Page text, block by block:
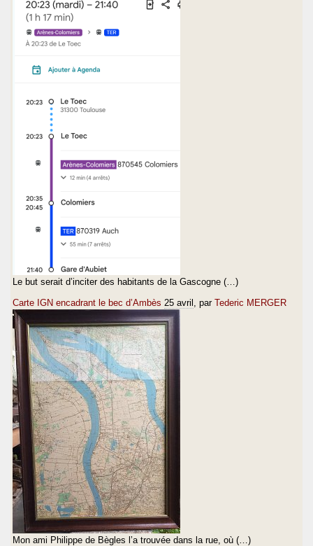
Le but serait d’inciter des habitants de la Gascogne (…)
Carte IGN encadrant le bec d’Ambès 25 avril , par Tederic MERGER
Mon ami Philippe de Bègles l’a trouvée dans la rue, où (…)